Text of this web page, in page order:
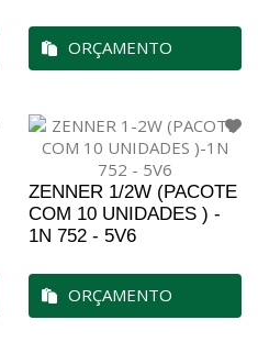
ORÇAMENTO
ZENNER 1/2W (PACOTE
COM 10 UNIDADES ) -
1N 752 - 5V6
ORÇAMENTO